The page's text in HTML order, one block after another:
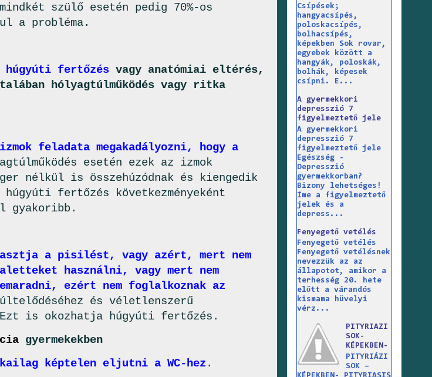
szülő esetén pedig 70%-os
a probléma.
húgyúti fertőzés vagy anatómiai eltérés,
hólyagtúlműködés vagy ritka
feladata megakadályozni, hogy a
esetén ezek az izmok
nélkül is összehúzódnak és kiengedik
fertőzés következményeként
gyakoribb.
a pisilést, vagy azért, mert nem
használni, vagy mert nem
ezért nem foglalkoznak az
és véletlenszerű
is okozhatja húgyúti fertőzés.
gyermekekben
képtelen eljutni a WC-hez .
Csípések;
hangyacsípés,
poloskacsípés,
bolhacsípés,
képekben Sok rovar,
egyebek között a
hangyák, poloskák,
bolhák, képesek
csípni. E...
A gyermekkori
depresszió 7
figyelmeztető jele
A gyermekkori
depresszió 7
figyelmeztető jele
Egészség -
Depresszió
gyermekkorban?
Bizony lehetséges!
Íme a figyelmeztető
jelek és a
depress...
Fenyegető vetélés
Fenyegető vetélés
Fenyegető vetélésnek
nevezzük az az
állapotot, amikor a
terhesség 20. hete
előtt a várandós
kismama hüvelyi
vérz...
PITYRIAZI
SOK-
KÉPEKBEN-
PITYRIÁZI
SOK –